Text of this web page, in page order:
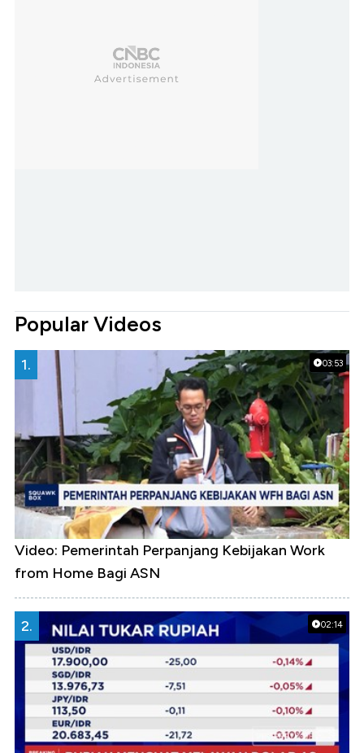
Popular Videos
03:53
1.
Video: Pemerintah Perpanjang Kebijakan Work
from Home Bagi ASN
02:14
2.